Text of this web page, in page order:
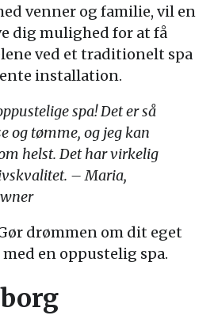
venner og familie, vil en
dig mulighed for at få
ved et traditionelt spa
installation.
spa! Det er så
og tømme, og jeg kan
helst. Det har virkelig
– Maria,
drømmen om dit eget
en oppustelig spa.